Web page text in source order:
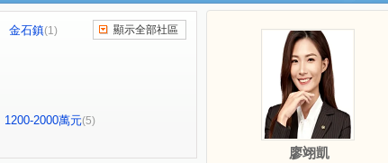
金石鎮(1)
(1)
顯示全部社區
1200-2000萬元(5)
廖翊凱